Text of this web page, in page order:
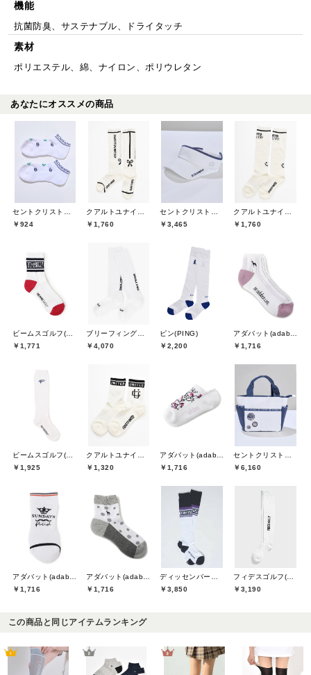
機能
抗菌防臭、サステナブル、ドライタッチ
素材
ポリエステル、綿、ナイロン、ポリウレタン
あなたにオススメの商品
￥924
￥1,760
￥3,465
￥1,760
￥1,771
￥4,070
ピン(PING)
￥2,200
￥1,716
￥1,925
￥1,320
￥1,716
￥6,160
￥1,716
￥1,716
￥3,850
￥3,190
この商品と同じアイテムランキング